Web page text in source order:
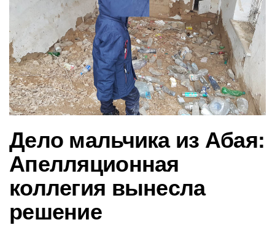
и
ю
Дело мальчика из Абая:
Апелляционная
коллегия вынесла
решение